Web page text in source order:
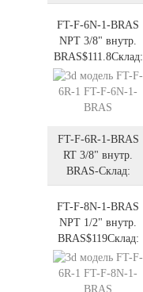
FT-F-6N-1-BRAS
NPT 3/8" внутр.
BRAS$111.8Склад:
FT-F-6R-1-BRAS
RT 3/8" внутр.
BRAS-Склад:
FT-F-8N-1-BRAS
NPT 1/2" внутр.
BRAS$119Склад: